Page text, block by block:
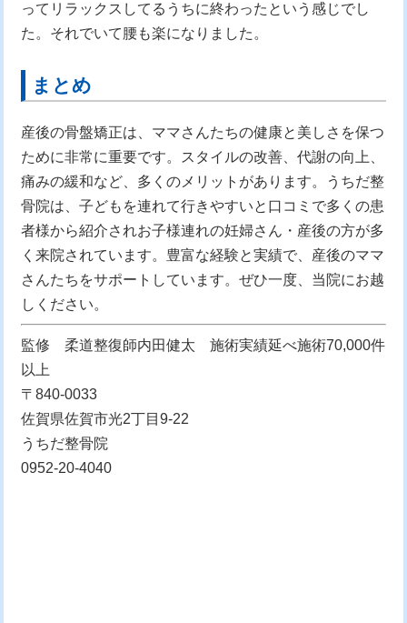
ってリラックスしてるうちに終わったという感じでし
た。それでいて腰も楽になりました。
まとめ
産後の骨盤矯正は、ママさんたちの健康と美しさを保つ
ために非常に重要です。スタイルの改善、代謝の向上、
痛みの緩和など、多くのメリットがあります。うちだ整
骨院は、子どもを連れて行きやすいと口コミで多くの患
者様から紹介されお子様連れの妊婦さん・産後の方が多
く来院されています。豊富な経験と実績で、産後のママ
さんたちをサポートしています。ぜひ一度、当院にお越
しください。
監修 柔道整復師内田健太 施術実績延べ施術70,000件
以上
〒840-0033
佐賀県佐賀市光2丁目9-22
うちだ整骨院
0952-20-4040